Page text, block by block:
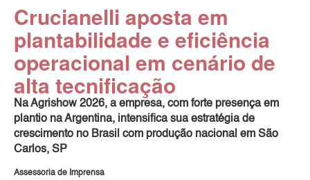
Crucianelli aposta em
plantabilidade e eficiência
operacional em cenário de
alta tecnificação
Na Agrishow 2026, a empresa, com forte presença em
plantio na Argentina, intensifica sua estratégia de
crescimento no Brasil com produção nacional em São
Carlos, SP
Assessoria de Imprensa